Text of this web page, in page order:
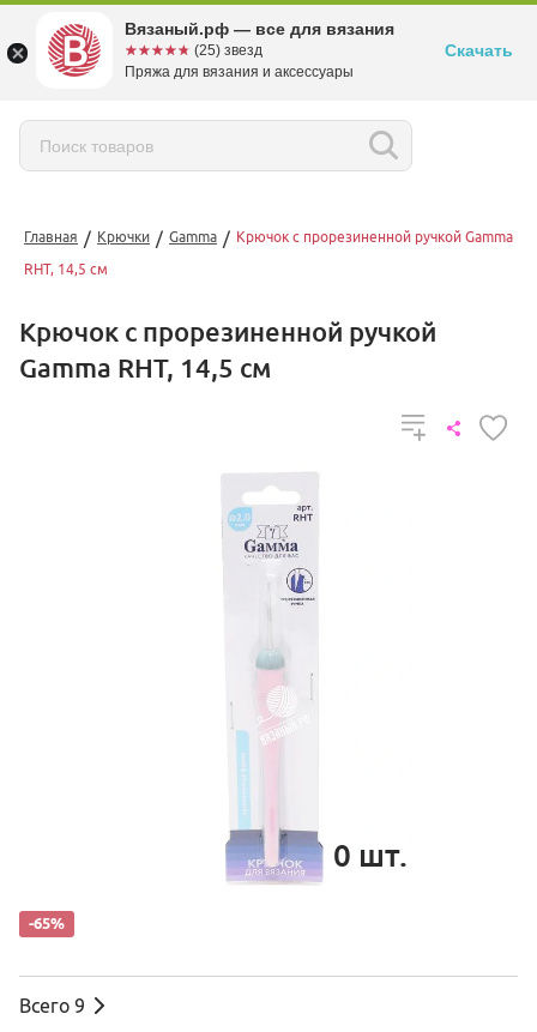
Главная / Крючки / Gamma / Крючок с прорезиненной ручкой Gamma
RHT, 14,5 см
Крючок с прорезиненной ручкой
Gamma RHT, 14,5 см
0 шт.
-65%
Всего 9
Вязаный.рф — все для вязания
☆☆☆☆☆
★★★★★ (25) звезд
Пряжа для вязания и аксессуары
Скачать